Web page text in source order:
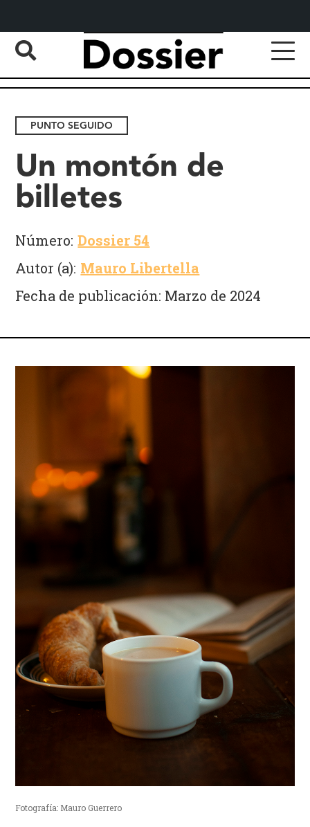
PUNTO SEGUIDO
Un montón de
billetes
Número: Dossier 54
Autor (a): Mauro Libertella
Fecha de publicación: Marzo de 2024
Fotografía: Mauro Guerrero